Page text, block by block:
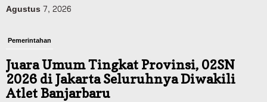
Agustus 7, 2026
Pemerintahan
Juara Umum Tingkat Provinsi, 02SN
2026 di Jakarta Seluruhnya Diwakili
Atlet Banjarbaru